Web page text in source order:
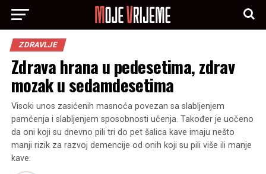
ZDRAVLJE
Zdrava hrana u pedesetima, zdrav
mozak u sedamdesetima
Visoki unos zasićenih masnoća povezan sa slabljenjem
pamćenja i slabljenjem sposobnosti učenja. Također je uočeno
da oni koji su dnevno pili tri do pet šalica kave imaju nešto
manji rizik za razvoj demencije od onih koji su pili više ili manje
kave.